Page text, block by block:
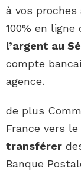
à vos proches
100% en ligne
l’argent au
compte
agence.
de plus
France vers
transférer
Banque